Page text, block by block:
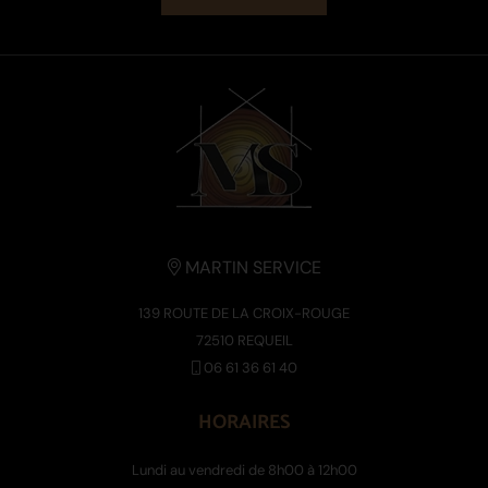
MARTIN SERVICE
139 ROUTE DE LA CROIX-ROUGE
72510 REQUEIL
06 61 36 61 40
HORAIRES
Lundi au vendredi de 8h00 à 12h00